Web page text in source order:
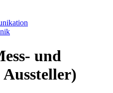
und
Aussteller)